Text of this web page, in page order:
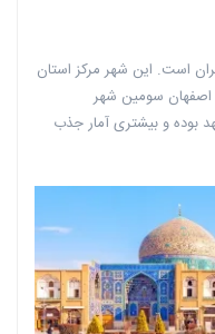
است. این شهر مرکز استان
اصفهان سومین شهر
بوده و بیشتری آمار جذب